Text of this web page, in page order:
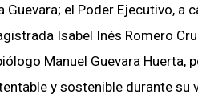
el Poder Ejecutivo, a
Isabel Inés Romero
Manuel Guevara
y sostenible durante su